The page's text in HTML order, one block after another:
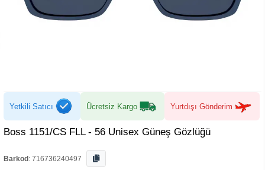
Yetkili Satıcı Ücretsiz Kargo Yurtdışı Gönderim
Boss 1151/CS FLL - 56 Unisex Güneş Gözlüğü
Barkod : 716736240497